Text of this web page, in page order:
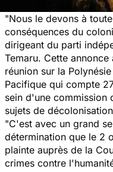
"Nous le devons à
conséquences du
dirigeant du parti
Temaru. Cette
réunion sur la
Pacifique qui compte
sein d'une commission
sujets de
"C'est avec un grand
détermination que le 2
plainte auprès de la
crimes contre